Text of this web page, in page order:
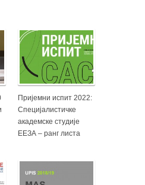
Пријемни испит 2022:
Специјалистичке
академске студије
ЕЕЗА – ранг листа